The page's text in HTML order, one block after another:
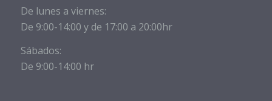
De lunes a viernes:
De 9:00-14:00 y de 17:00 a 20:00hr
Sábados:
De 9:00-14:00 hr